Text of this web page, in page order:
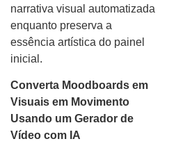
narrativa visual automatizada
enquanto preserva a
essência artística do painel
inicial.
Converta Moodboards em
Visuais em Movimento
Usando um Gerador de
Vídeo com IA